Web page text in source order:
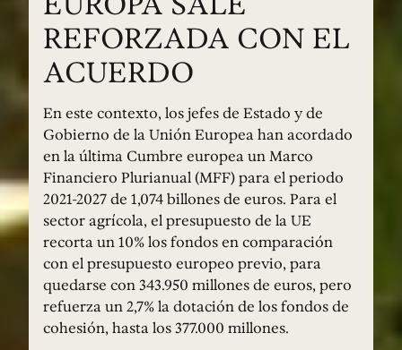
REFORZADA CON EL
ACUERDO
En este contexto, los jefes de Estado y de
Gobierno de la Unión Europea han acordado
en la última Cumbre europea un Marco
Financiero Plurianual (MFF) para el periodo
2021-2027 de 1,074 billones de euros. Para el
sector agrícola, el presupuesto de la UE
recorta un 10% los fondos en comparación
con el presupuesto europeo previo, para
quedarse con 343.950 millones de euros, pero
refuerza un 2,7% la dotación de los fondos de
cohesión, hasta los 377.000 millones.